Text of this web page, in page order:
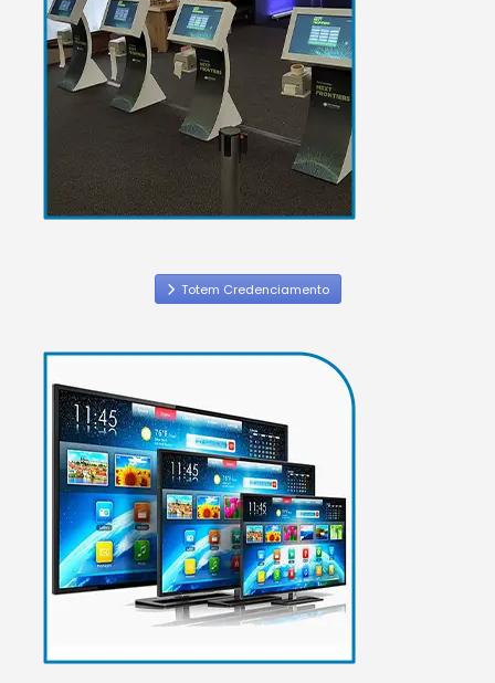
Totem Credenciamento